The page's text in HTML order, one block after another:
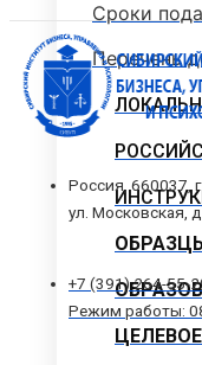
Сроки
Перечень
Россия, 660037,
ул. Московская,
+7 (391) 264-55-
Режим работы: